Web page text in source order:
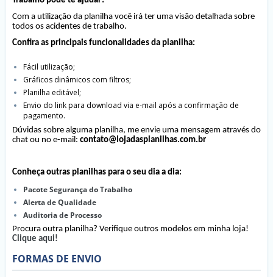
Com a utilização da planilha você irá ter uma visão detalhada sobre
todos os acidentes de trabalho.
Confira as principais funcionalidades da planilha:
Fácil utilização;
Gráficos dinâmicos com filtros;
Planilha editável;
Envio do link para download via e-mail após a confirmação de
pagamento.
Dúvidas sobre alguma planilha, me envie uma mensagem através do
chat ou no e-mail: contato@lojadasplanilhas.com.br
Conheça outras planilhas para o seu dia a dia:
Pacote Segurança do Trabalho
Alerta de Qualidade
Auditoria de Processo
Procura outra planilha? Verifique outros modelos em minha loja!
Clique aqui!
FORMAS DE ENVIO